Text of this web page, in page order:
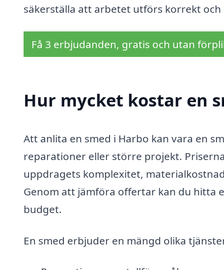
säkerställa att arbetet utförs korrekt
Få 3 erbjudanden, gratis och utan
Hur mycket kostar en
Att anlita en smed i Harbo kan vara en
reparationer eller större projekt.
uppdragets komplexitet,
Genom att jämföra offertar kan du hitta
budget.
En smed erbjuder en mängd olika